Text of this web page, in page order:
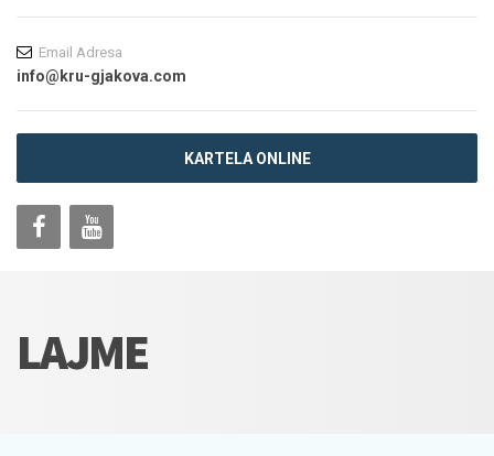
Email Adresa
info@kru-gjakova.com
KARTELA ONLINE
LAJME